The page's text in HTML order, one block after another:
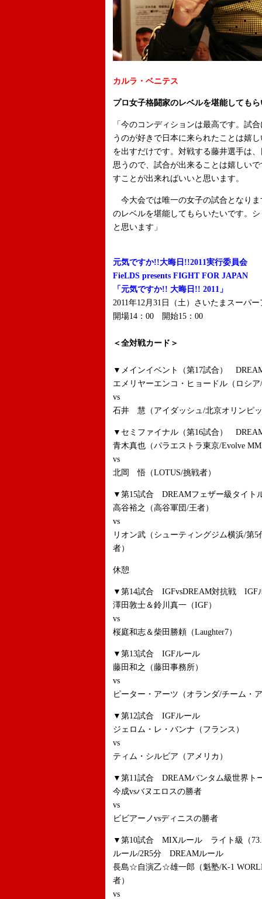
カルラ・ベニテス
プロ女子格闘家のレベルを堪能しても
「今のコンディションは最高です。試
うのが好きで日本に来られたことは嬉
を出すだけです。対戦する藤井選手は
思うので、試合が出来ることは嬉しい
すことが出来ればいいと思います。
今大会では唯一の女子の試合となり
のレベルを堪能してもらいたいです。
と思います」
元気ですか!!大晦日!!2011実行委員会
FieLDS presents FIGHT FOR JAPAN
「元気ですか!! 大晦日!! 2011」
2011年12月31日（土）さいたまスーパ
開場14：00 開始15：00
＜全対戦カード＞
▼メインイベント（第17試合）
エメリヤーエンコ・ヒョードル（ロシ
vs
石井 慧（アイダッシュ/北京オリンピ
▼セミファイナル（第16試合）
青木真也（パラエストラ東京/Evolve
vs
北岡 悟（LOTUS/挑戦者）
▼第15試合 DREAMフェザー級タイト
高谷裕之（高谷軍団/王者）
vs
リオン武（シューティングジム横浜/第
者）
休憩
▼第14試合 IGFvsDREAM対抗戦 IGF
澤田敦士＆鈴川真一（IGF）
vs
桜庭和志＆柴田勝頼（Laughter7）
▼第13試合 IGFルール
藤田和之（藤田事務所）
vs
ピーター・アーツ（オランダ/チーム・
▼第12試合 IGFルール
ジェロム・レ・バンナ（フランス）
vs
ティム・シルビア（アメリカ）
▼第11試合 DREAMバンタム級世界ト
今成vsバヌエロスの勝者
vs
ビビアーノvsディニスの勝者
▼第10試合 MIXルール ライト級（
ルール/2R5分 DREAMルール
長島☆自演乙☆雄一郎（魁塾/K-1
者）
vs